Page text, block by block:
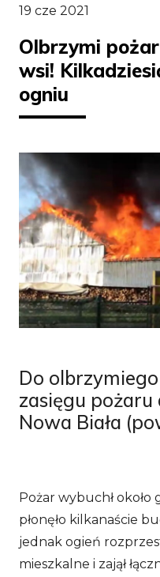
19 cze 2021
Olbrzymi
wsi!
ogniu
Do
zasięgu pożaru
Nowa Biała
Pożar wybuchł około
płonęło kilkanaście
jednak ogień
mieszkalne i zajął